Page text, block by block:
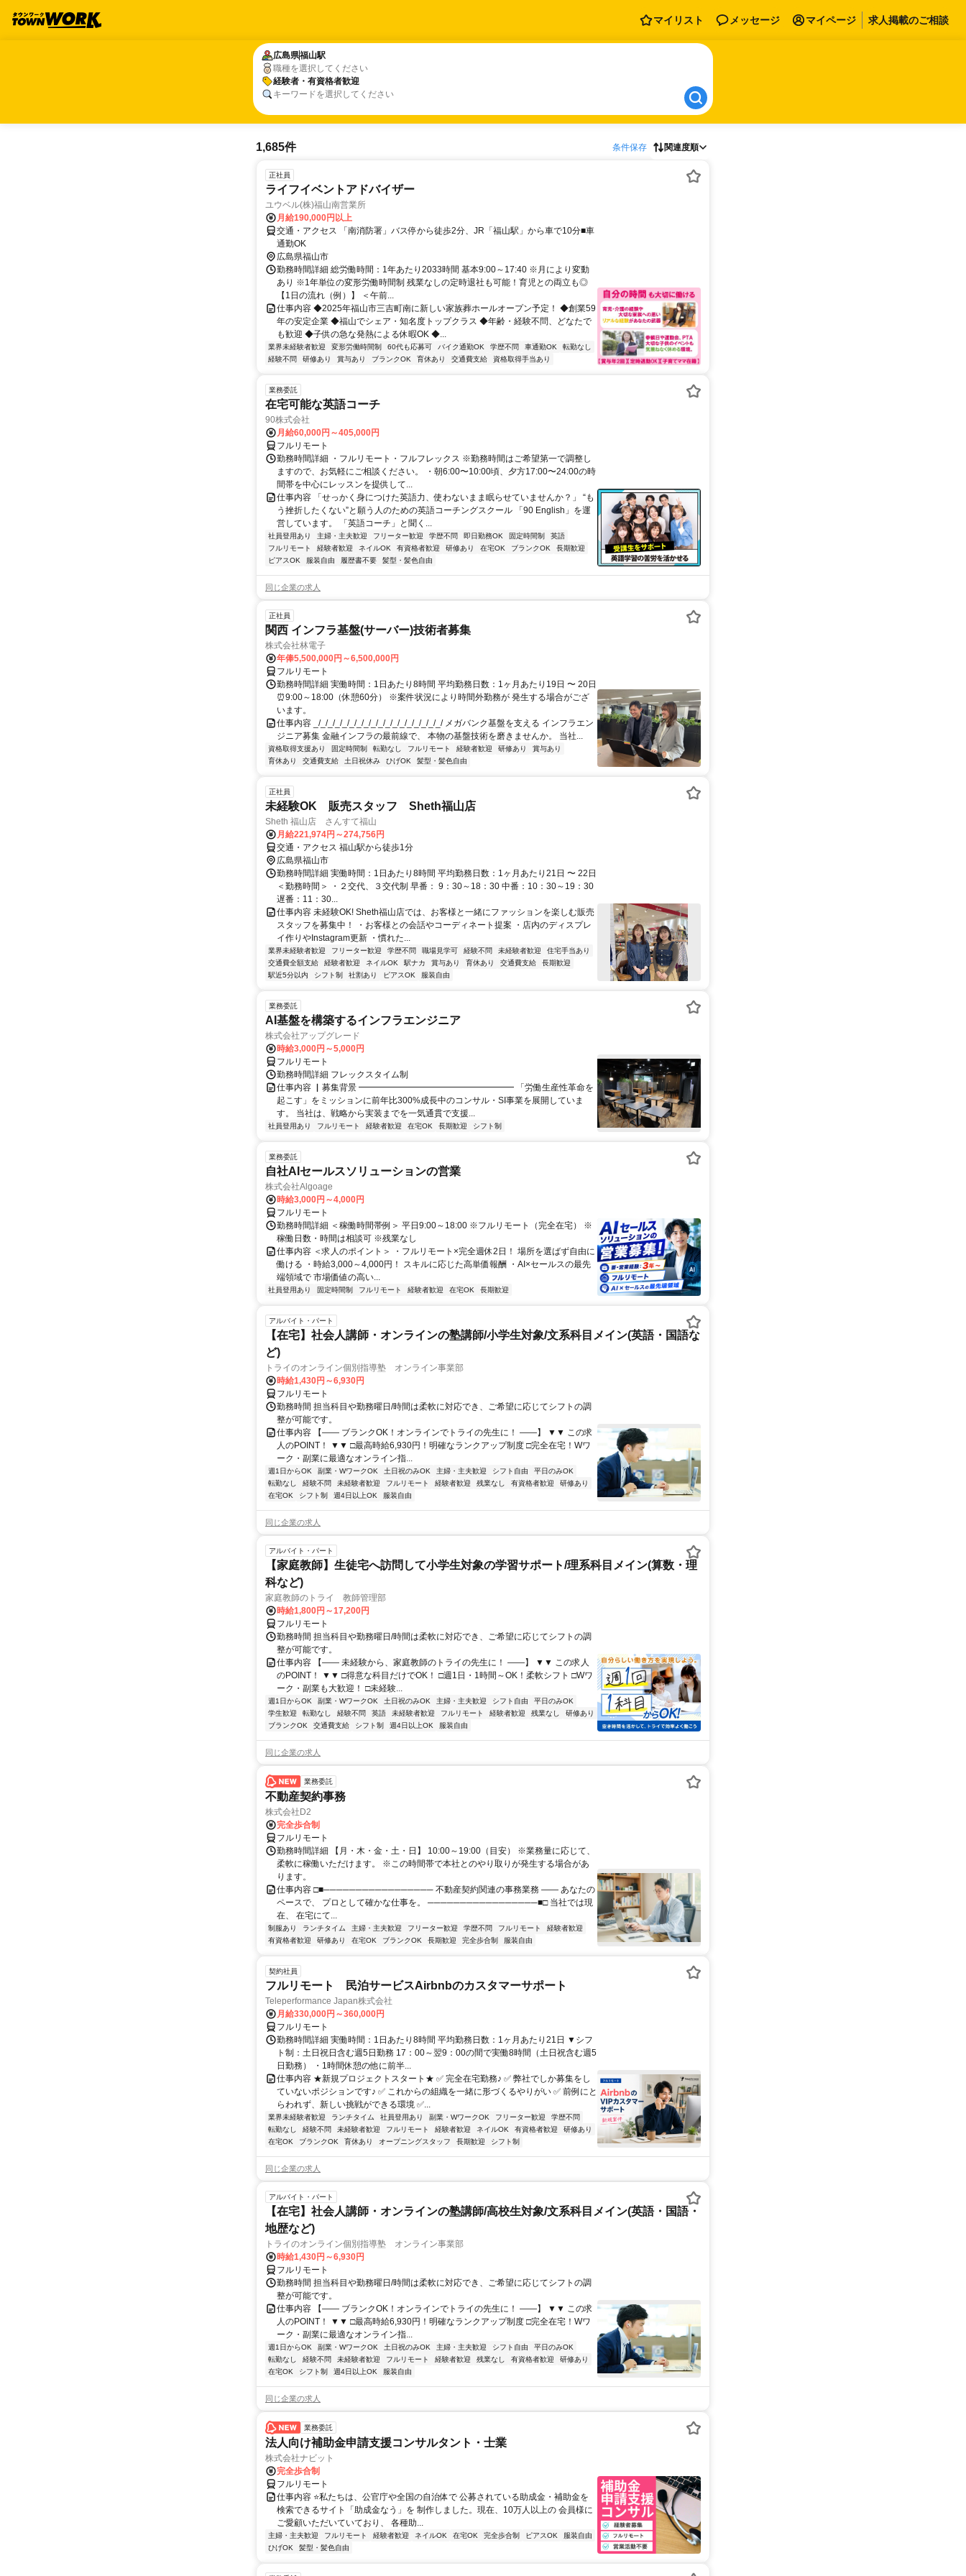
マイリスト メッセージ マイページ 求人掲載のご相談
広島県福山駅
職種を選択してください
経験者・有資格者歓迎
キーワードを選択してください
広島県福山駅
経験者・有資格者歓迎
1,685件 条件保存 関連度順
正社員
ライフイベントアドバイザー
ユウベル(株)福山南営業所
月給190,000円以上
交通・アクセス 「南消防署」バス停から徒歩2分、JR「福山駅」から車で10分■車
通勤OK
広島県福山市
勤務時間詳細 総労働時間：1年あたり2033時間 基本9:00～17:40 ※月により変動
あり ※1年単位の変形労働時間制 残業なしの定時退社も可能！育児との両立も◎
【1日の流れ（例）】 ＜午前...
仕事内容 ◆2025年福山市三吉町南に新しい家族葬ホールオープン予定！ ◆創業59
年の安定企業 ◆福山でシェア・知名度トップクラス ◆年齢・経験不問、どなたで
も歓迎 ◆子供の急な発熱による休暇OK ◆...
業界未経験者歓迎 変形労働時間制 60代も応募可 バイク通勤OK 学歴不問 車通勤OK
転勤なし
経験不問
研修あり 賞与あり ブランクOK 育休あり 交通費支給 資格取得手当あり
業務委託
在宅可能な英語コーチ
90株式会社
月給60,000円～405,000円
フルリモート
勤務時間詳細 ・フルリモート・フルフレックス ※勤務時間はご希望第一で調整し
ますので、お気軽にご相談ください。 ・朝6:00〜10:00頃、夕方17:00〜24:00の時
間帯を中心にレッスンを提供して...
仕事内容 「せっかく身につけた英語力、使わないまま眠らせていませんか？」 “も
う挫折したくない”と願う人のための英語コーチングスクール 「90 English」を運
営しています。 「英語コーチ」と聞く...
社員登用あり 主婦・主夫歓迎 フリーター歓迎 学歴不問 即日勤務OK 固定時間制
英語
フルリモート
経験者歓迎 ネイルOK 有資格者歓迎 研修あり 在宅OK ブランクOK
長期歓迎
ピアスOK
服装自由 履歴書不要 髪型・髪色自由
同じ企業の求人
正社員
関西 インフラ基盤(サーバー)技術者募集
株式会社林電子
年俸5,500,000円～6,500,000円
フルリモート
勤務時間詳細 実働時間：1日あたり8時間 平均勤務日数：1ヶ月あたり19日 〜 20日
⏰9:00～18:00（休憩60分） ※案件状況により時間外勤務が 発生する場合がござ
います。
仕事内容 _/_/_/_/_/_/_/_/_/_/_/_/_/_/_/_/_/_/ メガバンク基盤を支える インフラエン
ジニア募集 金融インフラの最前線で、 本物の基盤技術を磨きませんか。 当社...
資格取得支援あり 固定時間制 転勤なし フルリモート 経験者歓迎 研修あり
賞与あり
育休あり
交通費支給 土日祝休み ひげOK 髪型・髪色自由
正社員
未経験OK 販売スタッフ Sheth福山店
Sheth 福山店 さんすて福山
月給221,974円～274,756円
交通・アクセス 福山駅から徒歩1分
広島県福山市
勤務時間詳細 実働時間：1日あたり8時間 平均勤務日数：1ヶ月あたり21日 〜 22日
＜勤務時間＞ ・２交代、３交代制 早番： 9：30～18：30 中番：10：30～19：30
遅番：11：30...
仕事内容 未経験OK! Sheth福山店では、お客様と一緒にファッションを楽しむ販売
スタッフを募集中！ ・お客様との会話やコーディネート提案 ・店内のディスプレ
イ作りやInstagram更新 ・慣れた...
業界未経験者歓迎 フリーター歓迎 学歴不問 職場見学可 経験不問 未経験者歓迎
住宅手当あり
交通費全額支給
経験者歓迎 ネイルOK 駅ナカ 賞与あり 育休あり 交通費支給
長期歓迎
駅近5分以内
シフト制 社割あり ピアスOK 服装自由
業務委託
AI基盤を構築するインフラエンジニア
株式会社アップグレード
時給3,000円～5,000円
フルリモート
勤務時間詳細 フレックスタイム制
仕事内容 ▏募集背景 ━━━━━━━━━━━━━━━━━━ 「労働生産性革命を
起こす」をミッションに前年比300%成長中のコンサル・SI事業を展開していま
す。 当社は、戦略から実装までを一気通貫で支援...
社員登用あり フルリモート 経験者歓迎 在宅OK 長期歓迎 シフト制
業務委託
自社AIセールスソリューションの営業
株式会社Algoage
時給3,000円～4,000円
フルリモート
勤務時間詳細 ＜稼働時間帯例＞ 平日9:00～18:00 ※フルリモート（完全在宅） ※
稼働日数・時間は相談可 ※残業なし
仕事内容 ＜求人のポイント＞ ・フルリモート×完全週休2日！ 場所を選ばず自由に
働ける ・時給3,000～4,000円！ スキルに応じた高単価報酬 ・AI×セールスの最先
端領域で 市場価値の高い...
社員登用あり 固定時間制 フルリモート 経験者歓迎 在宅OK 長期歓迎
アルバイト・パート
【在宅】社会人講師・オンラインの塾講師/小学生対象/文系科目メイン(英語・国語な
ど)
トライのオンライン個別指導塾 オンライン事業部
時給1,430円～6,930円
フルリモート
勤務時間 担当科目や勤務曜日/時間は柔軟に対応でき、ご希望に応じてシフトの調
整が可能です。
仕事内容 【―― ブランクOK！オンラインでトライの先生に！ ――】 ▼▼ この求
人のPOINT！ ▼▼ □最高時給6,930円！明確なランクアップ制度 □完全在宅！Wワ
ーク・副業に最適なオンライン指...
週1日からOK 副業・WワークOK 土日祝のみOK 主婦・主夫歓迎 シフト自由
平日のみOK
転勤なし
経験不問 未経験者歓迎 フルリモート 経験者歓迎 残業なし 有資格者歓迎
研修あり
在宅OK
シフト制 週4日以上OK 服装自由
同じ企業の求人
アルバイト・パート
【家庭教師】生徒宅へ訪問して小学生対象の学習サポート/理系科目メイン(算数・理
科など)
家庭教師のトライ 教師管理部
時給1,800円～17,200円
フルリモート
勤務時間 担当科目や勤務曜日/時間は柔軟に対応でき、ご希望に応じてシフトの調
整が可能です。
仕事内容 【―― 未経験から、家庭教師のトライの先生に！ ――】 ▼▼ この求人
のPOINT！ ▼▼ □得意な科目だけでOK！ □週1日・1時間～OK！柔軟シフト □Wワ
ーク・副業も大歓迎！ □未経験...
週1日からOK 副業・WワークOK 土日祝のみOK 主婦・主夫歓迎 シフト自由
平日のみOK
学生歓迎
転勤なし 経験不問 英語 未経験者歓迎 フルリモート 経験者歓迎 残業なし
研修あり
ブランクOK
交通費支給 シフト制 週4日以上OK 服装自由
同じ企業の求人
業務委託
不動産契約事務
株式会社D2
完全歩合制
フルリモート
勤務時間詳細 【月・木・金・土・日】 10:00～19:00（目安） ※業務量に応じて、
柔軟に稼働いただけます。 ※この時間帯で本社とのやり取りが発生する場合があ
ります。
仕事内容 □■───────────────── 不動産契約関連の事務業務 ―― あなたの
ペースで、 プロとして確かな仕事を。 ─────────────────■□ 当社では現
在、 在宅にて...
制服あり ランチタイム 主婦・主夫歓迎 フリーター歓迎 学歴不問 フルリモート
経験者歓迎
有資格者歓迎
研修あり 在宅OK ブランクOK 長期歓迎 完全歩合制 服装自由
契約社員
フルリモート 民泊サービスAirbnbのカスタマーサポート
Teleperformance Japan株式会社
月給330,000円～360,000円
フルリモート
勤務時間詳細 実働時間：1日あたり8時間 平均勤務日数：1ヶ月あたり21日 ▼シフ
ト制：土日祝日含む週5日勤務 17：00～翌9：00の間で実働8時間（土日祝含む週5
日勤務） ・1時間休憩の他に前半...
仕事内容 ★新規プロジェクトスタート★ ✅ 完全在宅勤務♪ ✅ 弊社でしか募集をし
ていないポジションです♪ ✅ これからの組織を一緒に形づくるやりがい ✅ 前例にと
らわれず、新しい挑戦ができる環境 ✅...
業界未経験者歓迎 ランチタイム 社員登用あり 副業・WワークOK フリーター歓迎
学歴不問
転勤なし
経験不問 未経験者歓迎 フルリモート 経験者歓迎 ネイルOK 有資格者歓迎
研修あり
在宅OK
ブランクOK 育休あり オープニングスタッフ 長期歓迎 シフト制
同じ企業の求人
アルバイト・パート
【在宅】社会人講師・オンラインの塾講師/高校生対象/文系科目メイン(英語・国語・
地歴など)
トライのオンライン個別指導塾 オンライン事業部
時給1,430円～6,930円
フルリモート
勤務時間 担当科目や勤務曜日/時間は柔軟に対応でき、ご希望に応じてシフトの調
整が可能です。
仕事内容 【―― ブランクOK！オンラインでトライの先生に！ ――】 ▼▼ この求
人のPOINT！ ▼▼ □最高時給6,930円！明確なランクアップ制度 □完全在宅！Wワ
ーク・副業に最適なオンライン指...
週1日からOK 副業・WワークOK 土日祝のみOK 主婦・主夫歓迎 シフト自由
平日のみOK
転勤なし
経験不問 未経験者歓迎 フルリモート 経験者歓迎 残業なし 有資格者歓迎
研修あり
在宅OK
シフト制 週4日以上OK 服装自由
同じ企業の求人
業務委託
法人向け補助金申請支援コンサルタント・士業
株式会社ナビット
完全歩合制
フルリモート
仕事内容 ⭐私たちは、公官庁や全国の自治体で 公募されている助成金・補助金を
検索できるサイト「助成金なう」を 制作しました。現在、10万人以上の 会員様に
ご愛顧いただいていており、 各種助...
主婦・主夫歓迎 フルリモート 経験者歓迎 ネイルOK 在宅OK 完全歩合制 ピアスOK
服装自由
ひげOK
髪型・髪色自由